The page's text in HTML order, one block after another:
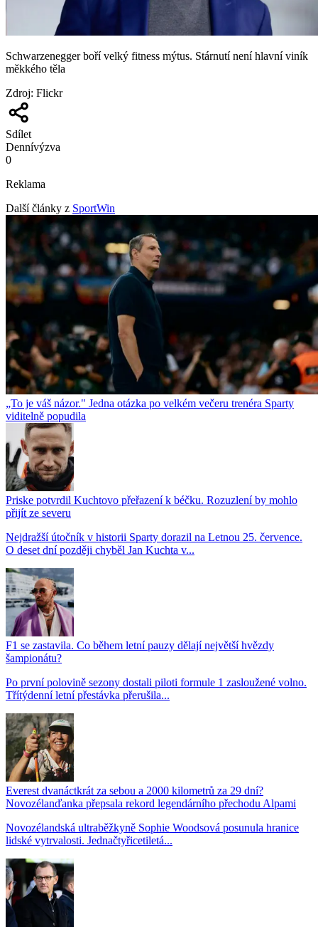
Schwarzenegger boří velký fitness mýtus. Stárnutí není hlavní viník
měkkého těla
Zdroj: Flickr
Sdílet
Dennívýzva
0
Reklama
Další články z SportWin
„To je váš názor." Jedna otázka po velkém večeru trenéra Sparty
viditelně popudila
Priske potvrdil Kuchtovo přeřazení k béčku. Rozuzlení by mohlo
přijít ze severu
Nejdražší útočník v historii Sparty dorazil na Letnou 25. července.
O deset dní později chyběl Jan Kuchta v...
F1 se zastavila. Co během letní pauzy dělají největší hvězdy
šampionátu?
Po první polovině sezony dostali piloti formule 1 zasloužené volno.
Třítýdenní letní přestávka přerušila...
Everest dvanáctkrát za sebou a 2000 kilometrů za 29 dní?
Novozélanďanka přepsala rekord legendárního přechodu Alpami
Novozélandská ultraběžkyně Sophie Woodsová posunula hranice
lidské vytrvalosti. Jednačtyřicetiletá...